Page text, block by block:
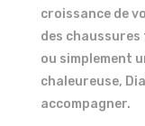
croissance de
des chaussures
ou simplement
chaleureuse,
accompagner.